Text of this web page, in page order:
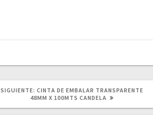
SIGUIENTE: SIGUIENTE
POST:
CINTA DE EMBALAR TRANSPARENTE
48MM X 100MTS CANDELA